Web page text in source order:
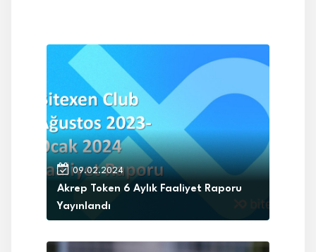
09.02.2024
Akrep Token 6 Aylık Faaliyet Raporu
Yayınlandı